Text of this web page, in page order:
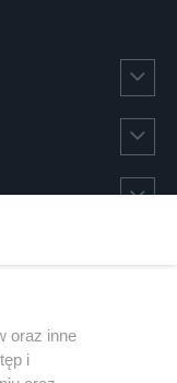
oraz inne
i